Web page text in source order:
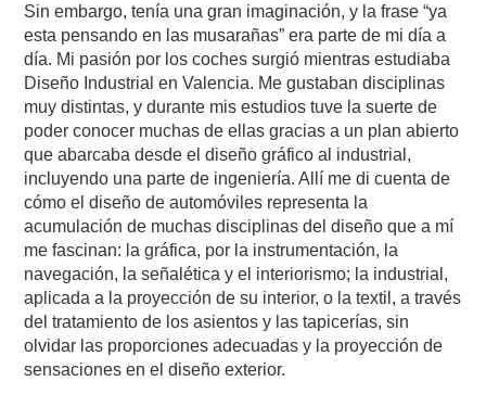
Sin embargo, tenía una gran imaginación, y la frase “ya
esta pensando en las musarañas” era parte de mi día a
día. Mi pasión por los coches surgió mientras estudiaba
Diseño Industrial en Valencia. Me gustaban disciplinas
muy distintas, y durante mis estudios tuve la suerte de
poder conocer muchas de ellas gracias a un plan abierto
que abarcaba desde el diseño gráfico al industrial,
incluyendo una parte de ingeniería. Allí me di cuenta de
cómo el diseño de automóviles representa la
acumulación de muchas disciplinas del diseño que a mí
me fascinan: la gráfica, por la instrumentación, la
navegación, la señalética y el interiorismo; la industrial,
aplicada a la proyección de su interior, o la textil, a través
del tratamiento de los asientos y las tapicerías, sin
olvidar las proporciones adecuadas y la proyección de
sensaciones en el diseño exterior.